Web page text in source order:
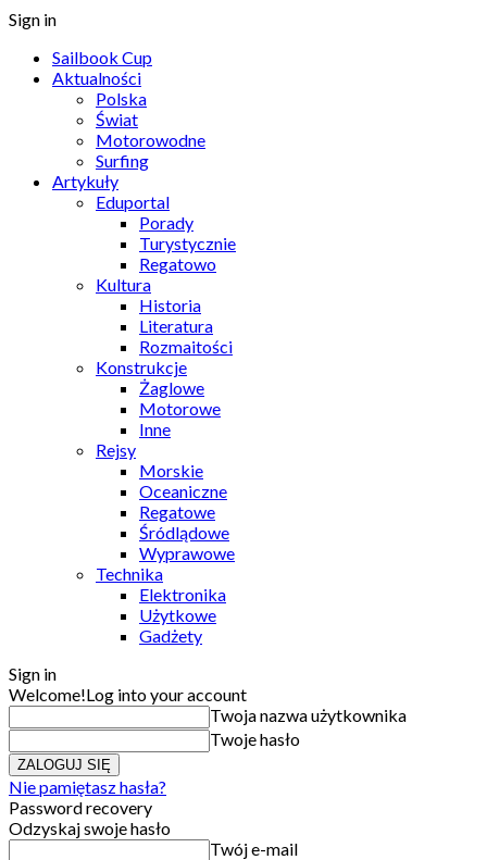
Sign in
Sailbook Cup
Aktualności
Polska
Świat
Motorowodne
Surfing
Artykuły
Eduportal
Porady
Turystycznie
Regatowo
Kultura
Historia
Literatura
Rozmaitości
Konstrukcje
Żaglowe
Motorowe
Inne
Rejsy
Morskie
Oceaniczne
Regatowe
Śródlądowe
Wyprawowe
Technika
Elektronika
Użytkowe
Gadżety
Sign in
Welcome!Log into your account
Twoja nazwa użytkownika
Twoje hasło
Nie pamiętasz hasła?
Password recovery
Odzyskaj swoje hasło
Twój e-mail